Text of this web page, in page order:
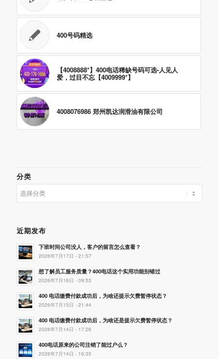
400号码精选
【4008888*】400电话稀缺号码可选-人见人
爱，过目不忘【4009999*】
4008076986 郑州凯达润滑油有限公司
分类
类
近期发布
下班时间公司没人，客户的留言怎么查看？
2026年7月17日 - 21:57
想了解员工服务质量？400电话这个实用功能别错过
2026年7月16日 - 09:53
400 电话缴费付款成功后，为啥还提示欠费暂停状态？
2026年7月15日 - 21:44
400 电话缴费付款成功后，为啥还是提示欠费暂停状态？
2026年7月14日 - 17:26
400电话原来的公司注销了能过户么？
2026年7月14日 - 16:35